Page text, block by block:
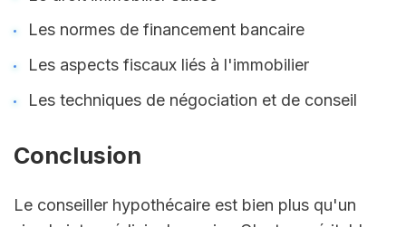
Les normes de financement bancaire
Les aspects fiscaux liés à l'immobilier
Les techniques de négociation et de conseil
Conclusion
Le conseiller hypothécaire est bien plus qu'un